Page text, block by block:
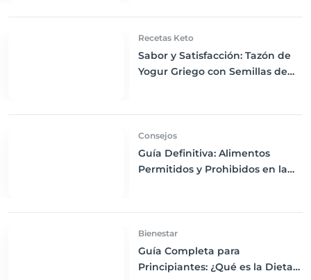
Recetas Keto
Sabor y Satisfacción: Tazón de
Yogur Griego con Semillas de
Consejos
Guía Definitiva: Alimentos
Permitidos y Prohibidos en la
Bienestar
Guía Completa para
Principiantes: ¿Qué es la Dieta